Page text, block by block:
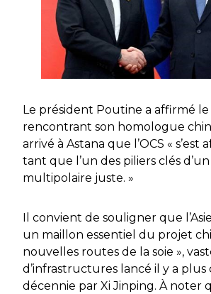
Le président Poutine a affirmé
rencontrant son homologue
arrivé à Astana que l’OCS « s’est
tant que l’un des piliers clés
multipolaire juste. »
Il convient de souligner que
un maillon essentiel du projet
nouvelles routes de la soie »,
d’infrastructures lancé il y a plus
décennie par Xi Jinping. À noter